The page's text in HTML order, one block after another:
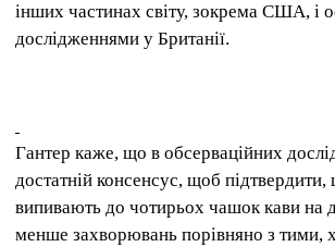
інших частинах світу, зокрема США, і
дослідженнями у Британії.
Гантер каже, що в обсерваційних
достатній консенсус, щоб
випивають до чотирьох чашок кави на
менше захворювань порівняно з тими,